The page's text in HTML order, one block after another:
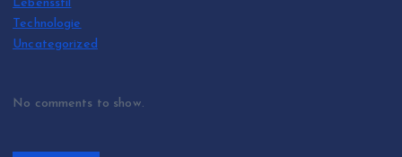
Lebensstil
Technologie
Uncategorized
No comments to show.